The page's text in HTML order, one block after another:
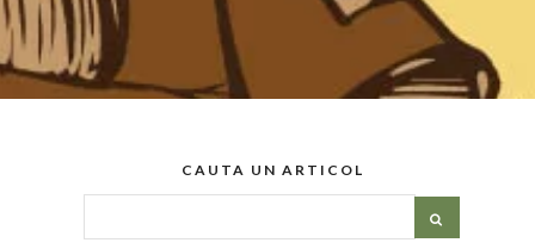
CAUTA UN ARTICOL